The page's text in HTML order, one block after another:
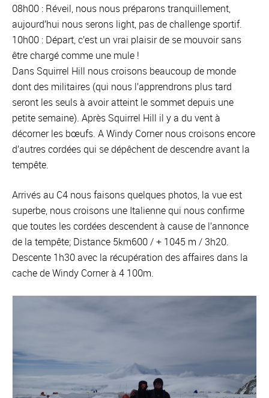
08h00 : Réveil, nous nous préparons tranquillement,
aujourd’hui nous serons light, pas de challenge sportif.
10h00 : Départ, c’est un vrai plaisir de se mouvoir sans
être chargé comme une mule !
Dans Squirrel Hill nous croisons beaucoup de monde
dont des militaires (qui nous l’apprendrons plus tard
seront les seuls à avoir atteint le sommet depuis une
petite semaine). Après Squirrel Hill il y a du vent à
décorner les bœufs. A Windy Corner nous croisons encore
d’autres cordées qui se dépêchent de descendre avant la
tempête.
Arrivés au C4 nous faisons quelques photos, la vue est
superbe, nous croisons une Italienne qui nous confirme
que toutes les cordées descendent à cause de l’annonce
de la tempête; Distance 5km600 / + 1045 m / 3h20.
Descente 1h30 avec la récupération des affaires dans la
cache de Windy Corner à 4 100m.